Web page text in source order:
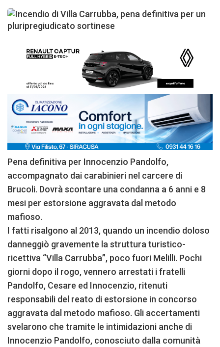
Pena definitiva per Innocenzio Pandolfo,
accompagnato dai carabinieri nel carcere di
Brucoli. Dovrà scontare una condanna a 6 anni e 8
mesi per estorsione aggravata dal metodo
mafioso.
I fatti risalgono al 2013, quando un incendio doloso
danneggiò gravemente la struttura turistico-
ricettiva “Villa Carrubba”, poco fuori Melilli. Pochi
giorni dopo il rogo, vennero arrestati i fratelli
Pandolfo, Cesare ed Innocenzio, ritenuti
responsabili del reato di estorsione in concorso
aggravata dal metodo mafioso. Gli accertamenti
svelarono che tramite le intimidazioni anche di
Innocenzio Pandolfo, conosciuto dalla comunità